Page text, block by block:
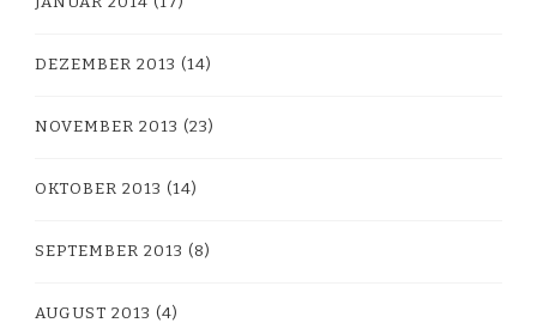
DEZEMBER 2013 (14)
NOVEMBER 2013 (23)
OKTOBER 2013 (14)
SEPTEMBER 2013 (8)
AUGUST 2013 (4)